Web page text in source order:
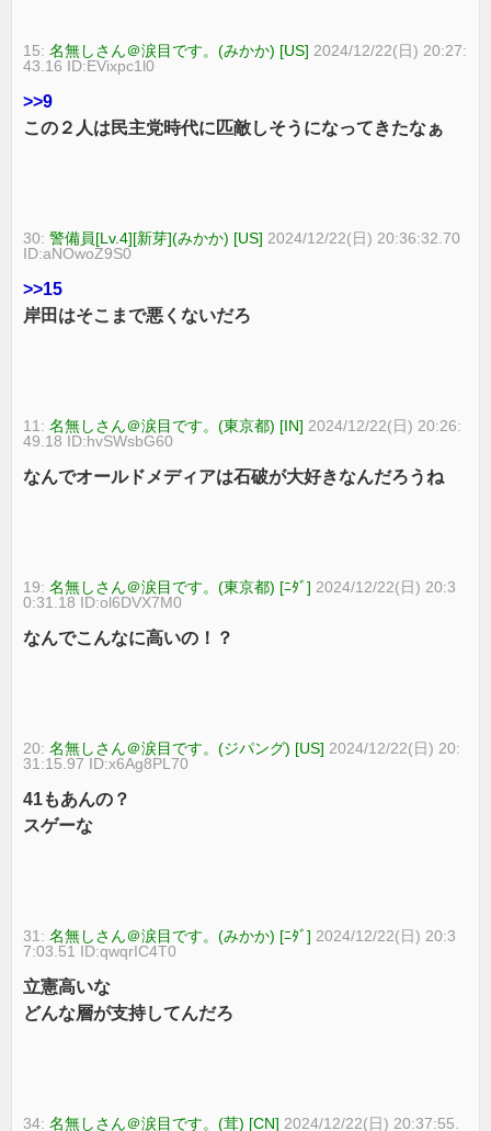
15:名無しさん＠涙目です。(みかか) [US] 2024/12/22(日) 20:27:
43.16 ID:EVixpc1l0
>>9
この２人は民主党時代に匹敵しそうになってきたなぁ
30:警備員[Lv.4][新芽](みかか) [US] 2024/12/22(日) 20:36:32.70
ID:aNOwoZ9S0
>>15
岸田はそこまで悪くないだろ
11:名無しさん＠涙目です。(東京都) [IN] 2024/12/22(日) 20:26:
49.18 ID:hvSWsbG60
なんでオールドメディアは石破が大好きなんだろうね
19:名無しさん＠涙目です。(東京都) [ﾆﾀﾞ] 2024/12/22(日) 20:3
0:31.18 ID:ol6DVX7M0
なんでこんなに高いの！？
20:名無しさん＠涙目です。(ジパング) [US] 2024/12/22(日) 20:
31:15.97 ID:x6Ag8PL70
41もあんの？
スゲーな
31:名無しさん＠涙目です。(みかか) [ﾆﾀﾞ] 2024/12/22(日) 20:3
7:03.51 ID:qwqrIC4T0
立憲高いな
どんな層が支持してんだろ
34:名無しさん＠涙目です。(茸) [CN] 2024/12/22(日) 20:37:55.